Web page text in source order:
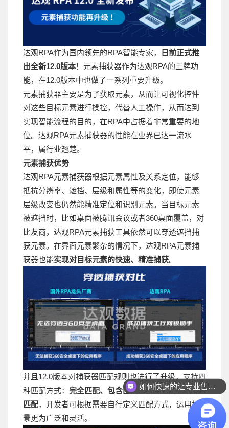
达观RPA作为国内领先的RPA智能专家，
日前正式推
出全新12.0版本！元素捕获器作为达观RPA的王牌功
能，在12.0版本中也做了一系列重要升级。
元素捕获器主要是为了获取元素，从而让可视化控件
对这些目标元素进行操控，代替人工操作，从而达到
实现智能流程的目的，在RPA中占据着非常重要的地
位。达观RPA元素捕获器的性能在业界已达一流水
平，属行业翘楚。
元素捕获优势
达观RPA元素捕获器根据元素属性及关系定位，能够
抵抗分辨率、遮挡、层级和属性等的变化，即使元素
层级改变也仍然能精准定位和识别元素。当目标元素
被遮挡时，比如桌面被腾讯会议或者360桌面覆盖，对
比友商，达观RPA元素捕获工具依然可以穿透遮挡捕
获元素。在界面元素繁杂的情况下，达观RPA元素捕
获器也能实现对目标元素的快速、精准捕获。
并且12.0版本对捕获器匹配规则也进行了升级，支持四
种匹配方式： 完全匹配、包含匹配、前缀匹配和后缀
匹配，开发者可根据需要自行定义匹配方式，运用场
景更为广泛和灵活。
如何快速的让专业售前联系我？